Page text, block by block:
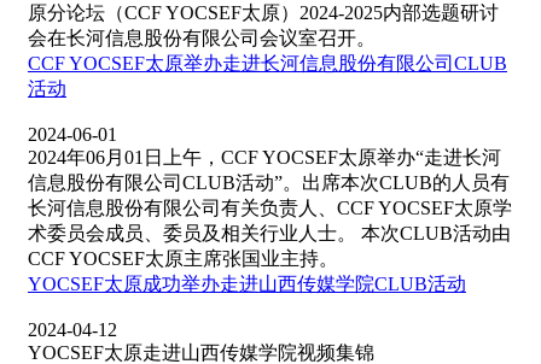
原分论坛（CCF YOCSEF太原）2024-2025内部选题研讨
会在长河信息股份有限公司会议室召开。
CCF YOCSEF太原举办走进长河信息股份有限公司CLUB
活动
2024-06-01
2024年06月01日上午，CCF YOCSEF太原举办“走进长河
信息股份有限公司CLUB活动”。出席本次CLUB的人员有
长河信息股份有限公司有关负责人、CCF YOCSEF太原学
术委员会成员、委员及相关行业人士。 本次CLUB活动由
CCF YOCSEF太原主席张国业主持。
YOCSEF太原成功举办走进山西传媒学院CLUB活动
2024-04-12
YOCSEF太原走进山西传媒学院视频集锦